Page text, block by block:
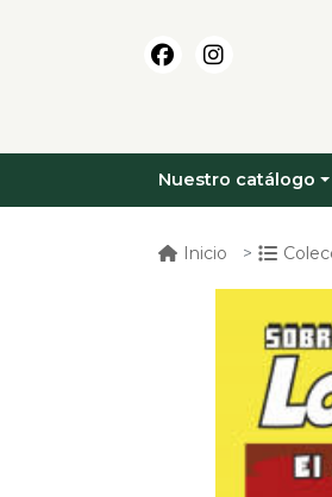
Nuestro catálogo
Inicio